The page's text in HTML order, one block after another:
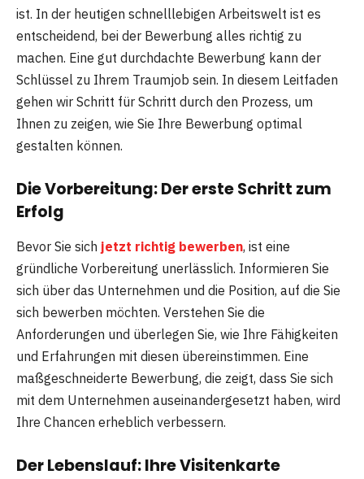
ist. In der heutigen schnelllebigen Arbeitswelt ist es
entscheidend, bei der Bewerbung alles richtig zu
machen. Eine gut durchdachte Bewerbung kann der
Schlüssel zu Ihrem Traumjob sein. In diesem Leitfaden
gehen wir Schritt für Schritt durch den Prozess, um
Ihnen zu zeigen, wie Sie Ihre Bewerbung optimal
gestalten können.
Die Vorbereitung: Der erste Schritt zum
Erfolg
Bevor Sie sich jetzt richtig bewerben, ist eine
gründliche Vorbereitung unerlässlich. Informieren Sie
sich über das Unternehmen und die Position, auf die Sie
sich bewerben möchten. Verstehen Sie die
Anforderungen und überlegen Sie, wie Ihre Fähigkeiten
und Erfahrungen mit diesen übereinstimmen. Eine
maßgeschneiderte Bewerbung, die zeigt, dass Sie sich
mit dem Unternehmen auseinandergesetzt haben, wird
Ihre Chancen erheblich verbessern.
Der Lebenslauf: Ihre Visitenkarte